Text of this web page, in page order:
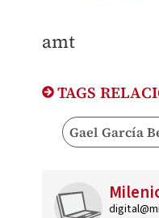
amt
TAGS
Gael García